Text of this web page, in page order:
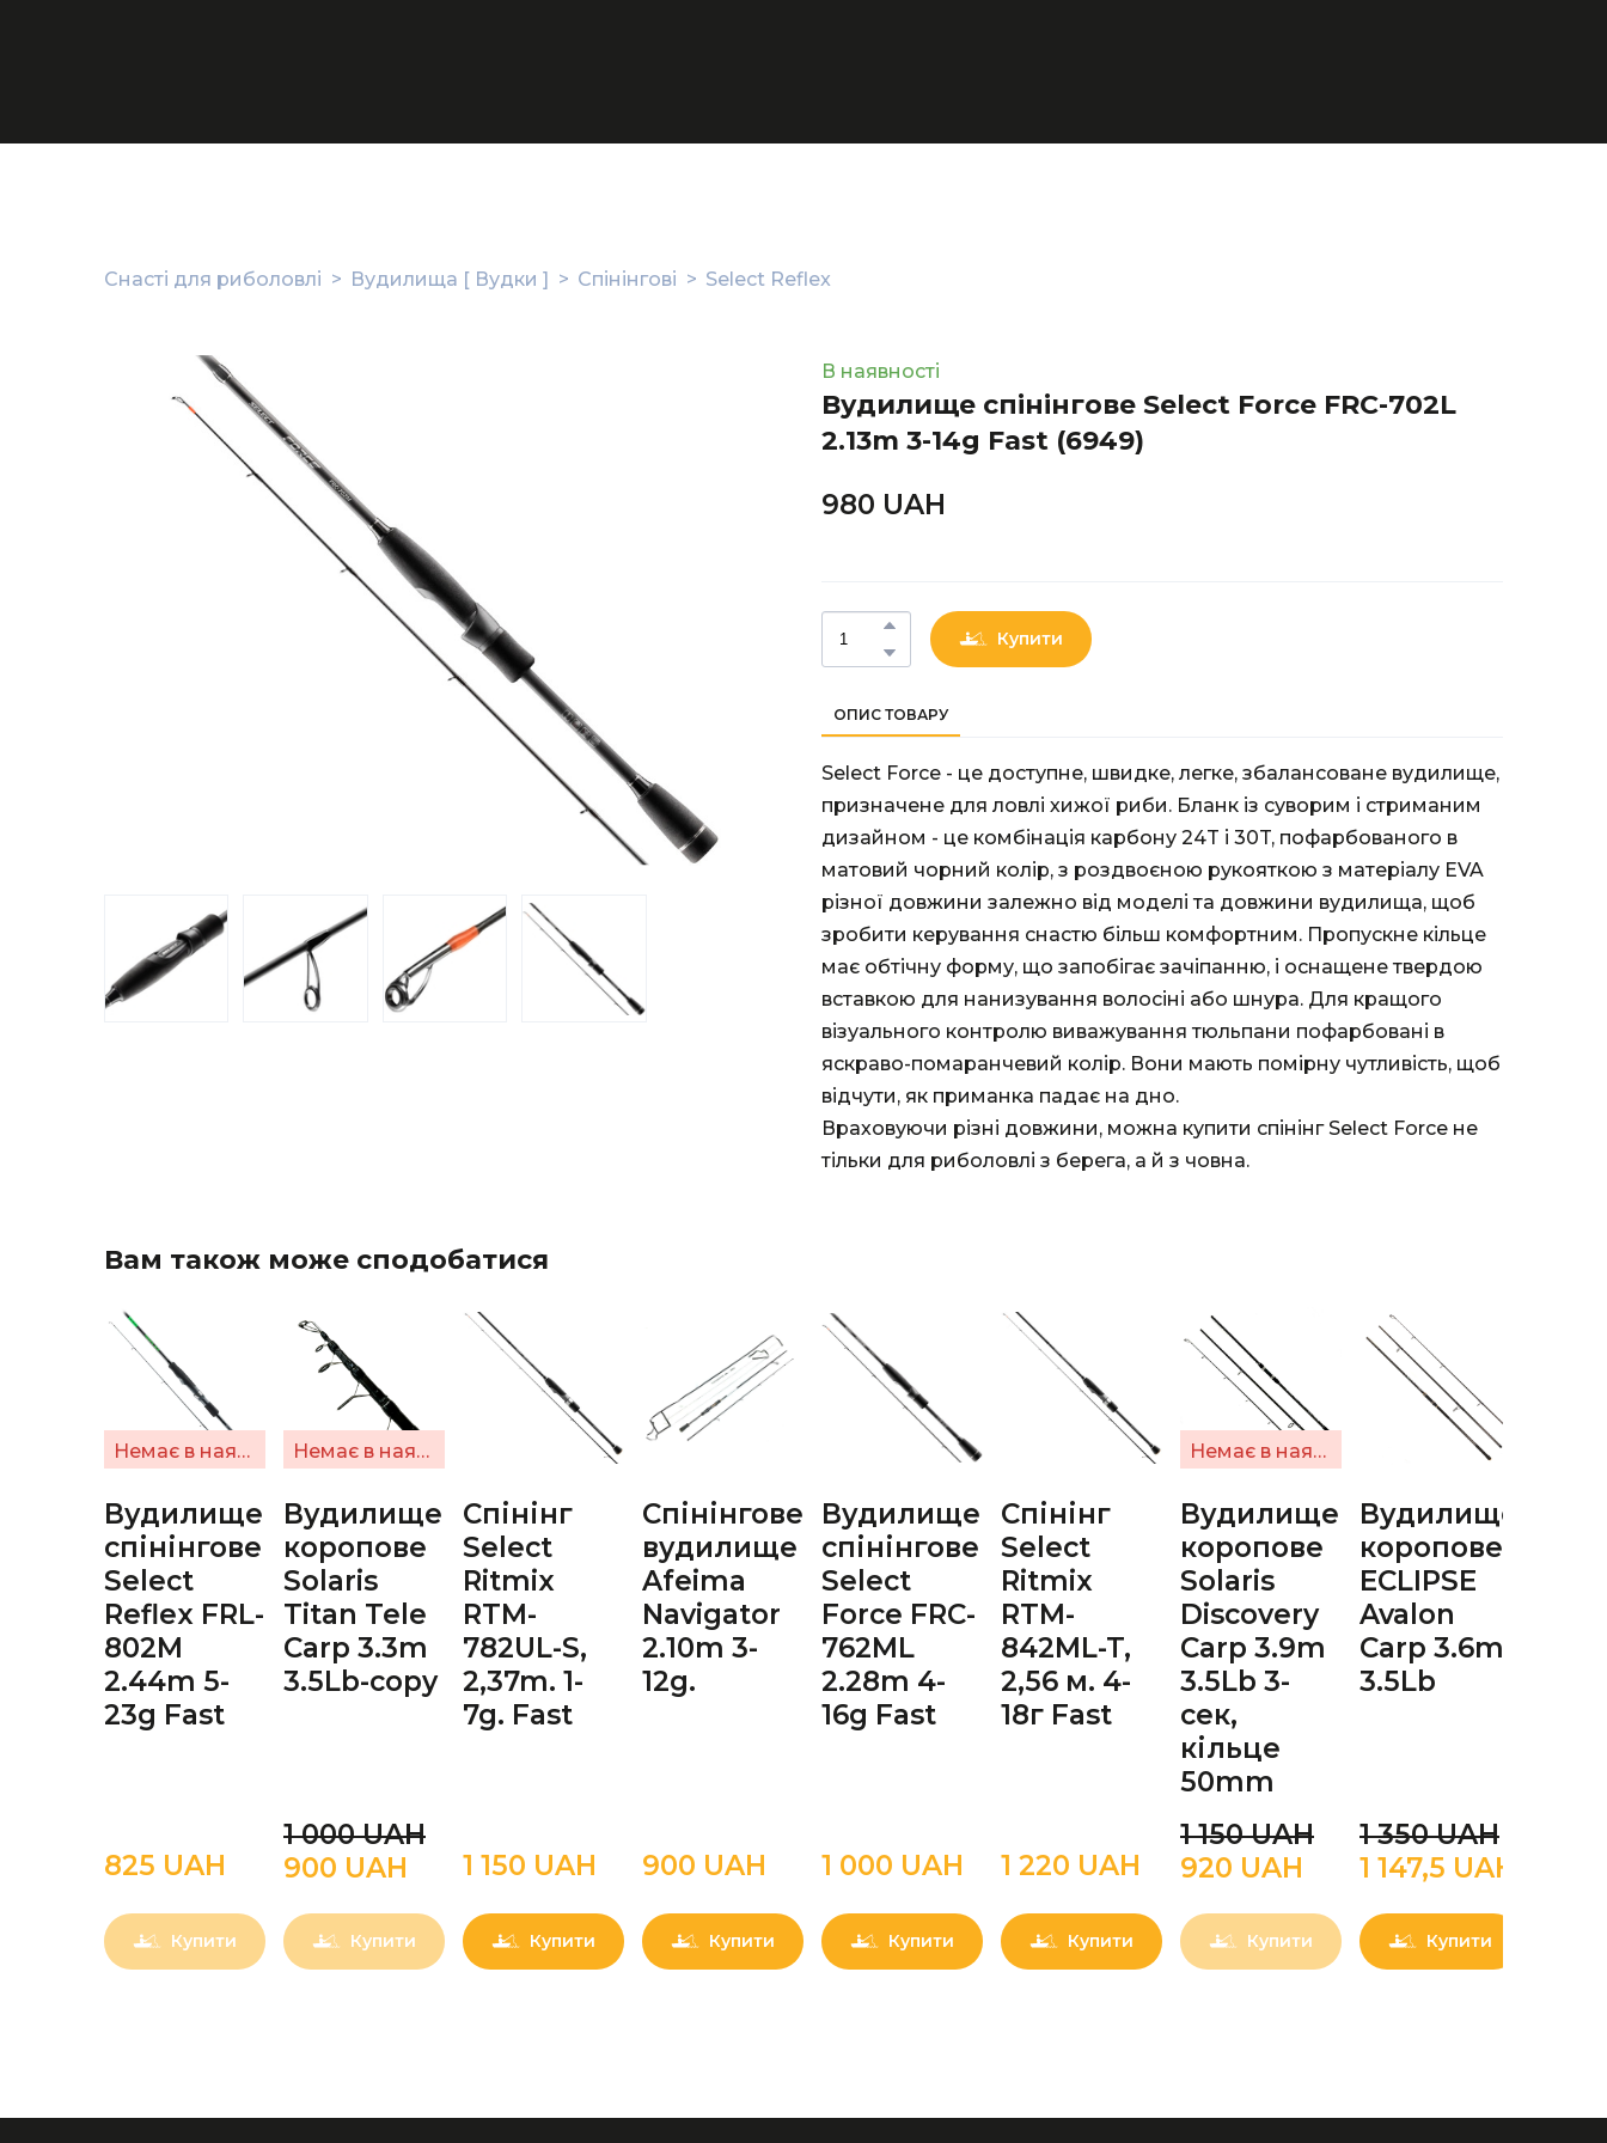
Снасті для риболовлі Вудилища [ Вудки ] Спінінгові Select Reflex
В наявності
Вудилище спінінгове Select Force FRC-702L
2.13m 3-14g Fast (6949)
980 UAН
Купити
ОПИС ТОВАРУ
Select Force - це доступне, швидке, легке, збалансоване вудилище,
призначене для ловлі хижої риби. Бланк із суворим і стриманим
дизайном - це комбінація карбону 24T і 30T, пофарбованого в
матовий чорний колір, з роздвоєною рукояткою з матеріалу EVA
різної довжини залежно від моделі та довжини вудилища, щоб
зробити керування снастю більш комфортним. Пропускне кільце
має обтічну форму, що запобігає зачіпанню, і оснащене твердою
вставкою для нанизування волосіні або шнура. Для кращого
візуального контролю виважування тюльпани пофарбовані в
яскраво-помаранчевий колір. Вони мають помірну чутливість, щоб
відчути, як приманка падає на дно.
Враховуючи різні довжини, можна купити спінінг Select Force не
тільки для риболовлі з берега, а й з човна.
Вам також може сподобатися
Немає в наявності
Вудилище
спінінгове
Select
Reflex FRL-
802M
2.44m 5-
23g Fast
825 UAН
Купити
Немає в наявності
Вудилище
коропове
Solaris
Titan Tele
Carp 3.3m
3.5Lb-copy
1 000 UAН
900 UAН
Купити
Спінінг
Select
Ritmix
RTM-
782UL-S,
2,37m. 1-
7g. Fast
1 150 UAН
Купити
Спінінгове
вудилище
Afeima
Navigator
2.10m 3-
12g.
900 UAН
Купити
Вудилище
спінінгове
Select
Force FRC-
762ML
2.28m 4-
16g Fast
1 000 UAН
Купити
Спінінг
Select
Ritmix
RTM-
842ML-T,
2,56 м. 4-
18г Fast
1 220 UAН
Купити
Немає в наявності
Вудилище
коропове
Solaris
Discovery
Carp 3.9m
3.5Lb 3-
сек,
кільце
50mm
1 150 UAН
920 UAН
Купити
Вудилище
коропове
ECLIPSE
Avalon
Carp 3.6m
3.5Lb
1 350 UAН
1 147,5 UAН
Купити